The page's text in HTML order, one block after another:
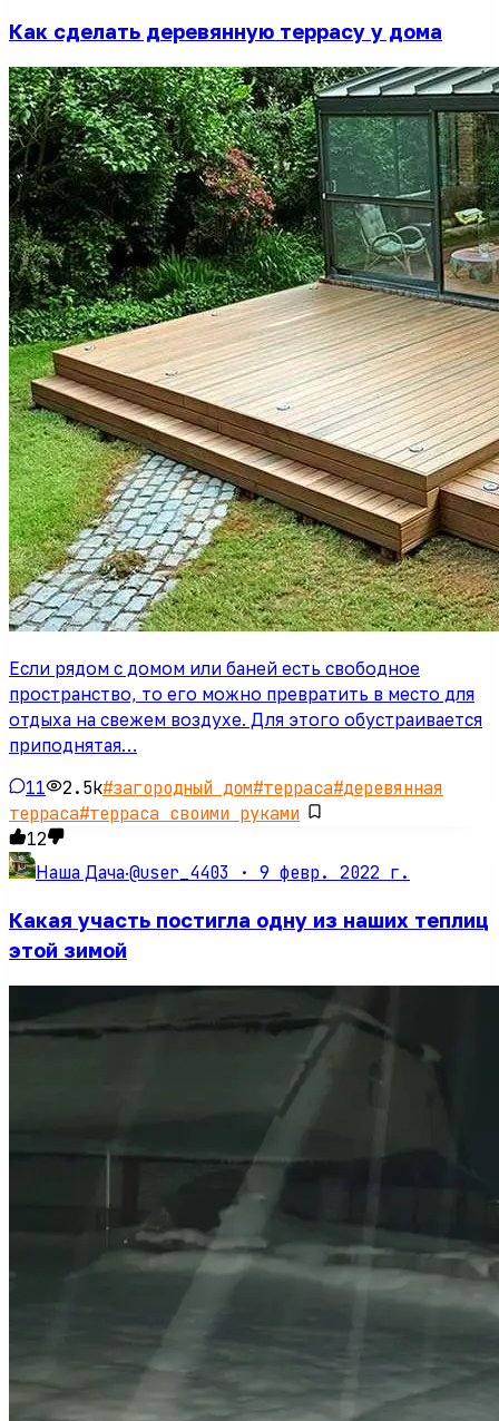
Как сделать деревянную террасу у дома
Если рядом с домом или баней есть свободное
пространство, то его можно превратить в место для
отдыха на свежем воздухе. Для этого обустраивается
приподнятая…
11 2.5k#загородный дом#терраса#деревянная
терраса#терраса своими руками
12
Наша Дача·@user_4403 · 9 февр. 2022 г.
Какая участь постигла одну из наших теплиц
этой зимой